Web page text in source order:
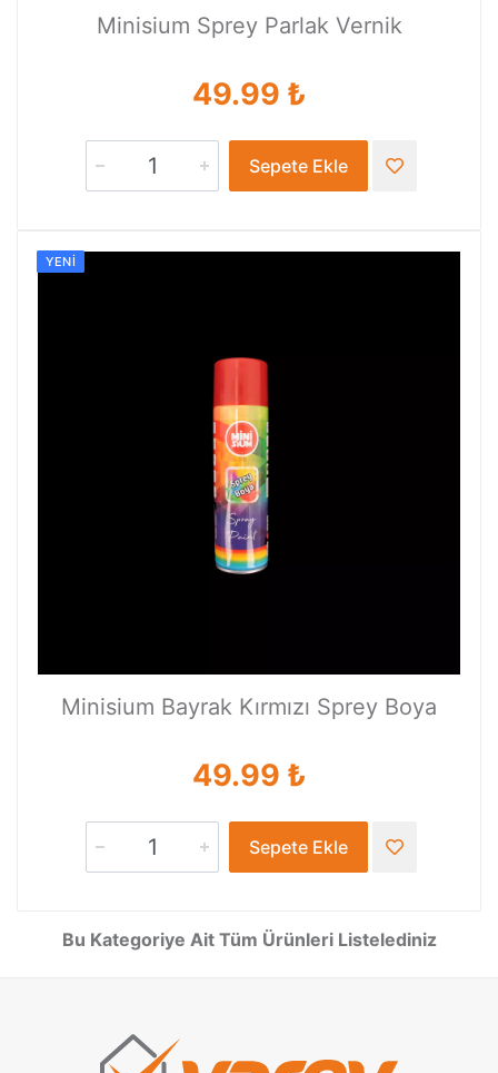
Minisium Sprey Parlak Vernik
49.99 ₺
Sepete Ekle
YENI
Minisium Bayrak Kırmızı Sprey Boya
49.99 ₺
Sepete Ekle
Bu Kategoriye Ait Tüm Ürünleri Listelediniz